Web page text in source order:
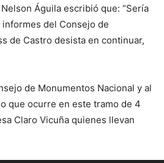
Águila escribió que: “Sería
del Consejo de
de Castro desista en continuar,
de Monumentos Nacional y al
que ocurre en este tramo de 4
Claro Vicuña quienes llevan